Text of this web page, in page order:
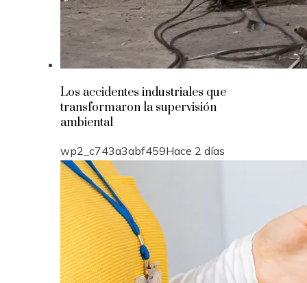
Los accidentes industriales que
transformaron la supervisión
ambiental
wp2_c743a3abf459Hace 2 días